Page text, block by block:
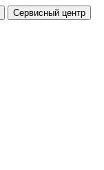
Сервисный центр